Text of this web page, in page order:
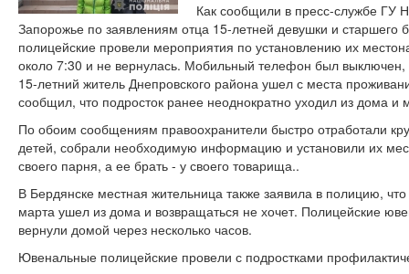
Как сообщили в пресс-службе ГУ
Запорожье по заявлениям отца 15-летней девушки и старшего
полицейские провели мероприятия по установлению их
около 7:30 и не вернулась. Мобильный телефон был выключен,
15-летний житель Днепровского района ушел с места
сообщил, что подросток ранее неоднократно уходил из дома
По обоим сообщениям правоохранители быстро отработали
детей, собрали необходимую информацию и установили их
своего парня, а ее брать - у своего товарища..
В Бердянске местная жительница также заявила в полицию,
марта ушел из дома и возвращаться не хочет. Полицейские
вернули домой через несколько часов.
Ювенальные полицейские провели с подростками